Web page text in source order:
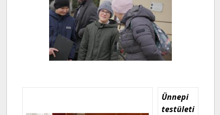
Ünnepi
testületi